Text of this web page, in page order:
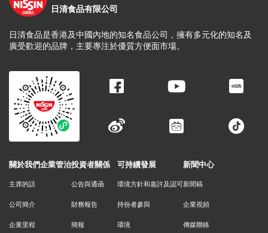
日清食品有限公司
日清食品是香港及中國內地的知名食品公司，擁有多元化的知名及
廣受歡迎的品牌，主要專注於優質方便面市場。
關於我們
主席的話
公司簡介
企業里程
企業管治投資者關係
公告與通函
財務報告
簡報
可持續發展
環境方針和嘉許及認可
持份者參與
環境
新聞中心
新聞稿
企業視頻
傳媒聯絡